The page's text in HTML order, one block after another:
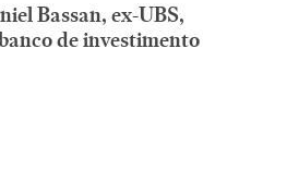
Bassan, ex-UBS,
de investimento